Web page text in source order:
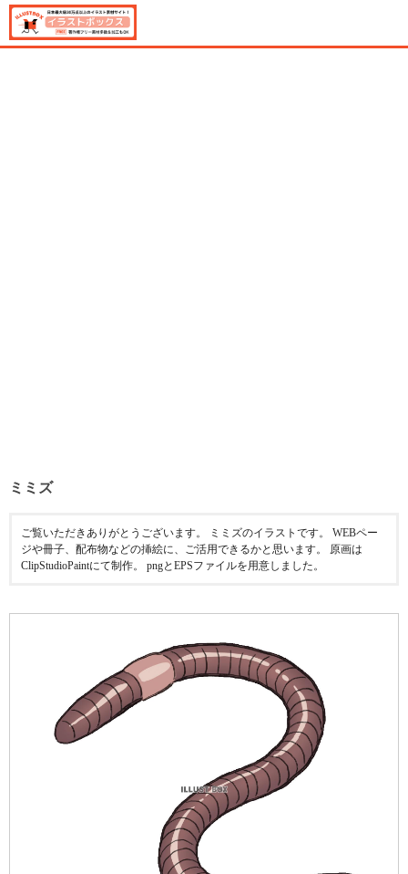
ミミズ
ご覧いただきありがとうございます。 ミミズのイラストです。 WEBペー
ジや冊子、配布物などの挿絵に、ご活用できるかと思います。 原画は
ClipStudioPaintにて制作。 pngとEPSファイルを用意しました。